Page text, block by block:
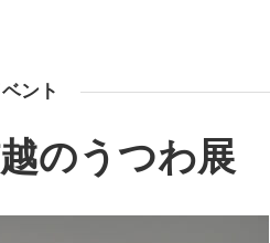
ント
のうつわ展